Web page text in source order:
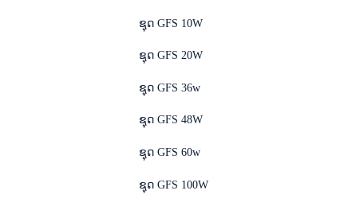
ຊຸດ GFS 10W
ຊຸດ GFS 20W
ຊຸດ GFS 36w
ຊຸດ GFS 48W
ຊຸດ GFS 60w
ຊຸດ GFS 100W